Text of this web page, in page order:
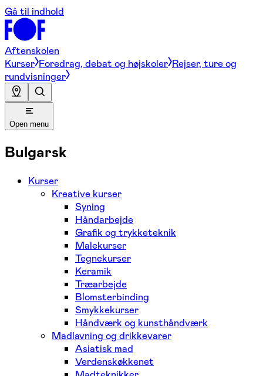
Gå til indhold
Aftenskolen
Kurser Foredrag, debat og højskoler Rejser, ture og
rundvisninger
Open menu
Bulgarsk
Kurser
Kreative kurser
Syning
Håndarbejde
Grafik og trykketeknik
Malekurser
Tegnekurser
Keramik
Træarbejde
Blomsterbinding
Smykkekurser
Håndværk og kunsthåndværk
Madlavning og drikkevarer
Asiatisk mad
Verdenskøkkenet